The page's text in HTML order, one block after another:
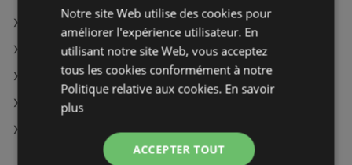
Maximarché à Besançon
Maximarché à Chalon-sur-Saône
Maximarché à Dijon
Maximarché à Louhans
Maximarché à Nevers
Notre site Web utilise des cookies pour
améliorer l'expérience utilisateur. En
utilisant notre site Web, vous acceptez
tous les cookies conformément à notre
Politique relative aux cookies. En savoir
plus
ACCEPTER TOUT